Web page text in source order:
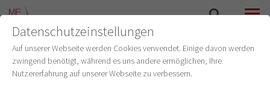
Laura Heinz
Datenschutzeinstellungen
Auf unserer Webseite werden Cookies verwendet. Einige davon werden
zwingend benötigt, während es uns andere ermöglichen, Ihre
Nutzererfahrung auf unserer Webseite zu verbessern.